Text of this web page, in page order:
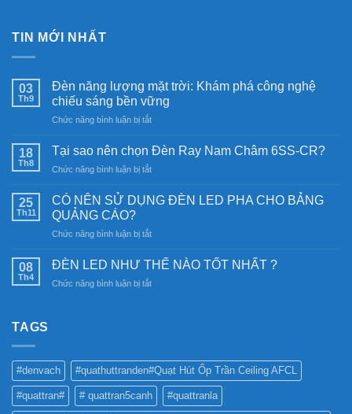
TIN MỚI NHẤT
03
Th9
Đèn năng lượng mặt trời: Khám phá công nghệ
chiếu sáng bền vững
Chức năng bình luận bị tắtở
năng
mặt
Khám
nghệ
sáng
18
Th8
Tại sao nên chọn Đèn Ray Nam Châm 6SS-CR?
Chức năng bình luận bị tắtở
sao
Đèn
Nam
6SS-
25
Th11
CÓ NÊN SỬ DỤNG ĐÈN LED PHA CHO BẢNG
QUẢNG CÁO?
Chức năng bình luận bị tắtở
NÊN
DỤNG
QUẢNG
CÁO?
08
Th4
ĐÈN LED NHƯ THẾ NÀO TỐT NHẤT ?
Chức năng bình luận bị tắtở
TỐT
NHẤT
?
TAGS
#denvach #quathuttranden#Quạt Hút Ốp Trần Ceiling AFCL
#quattran# # quattran5canh #quattranla